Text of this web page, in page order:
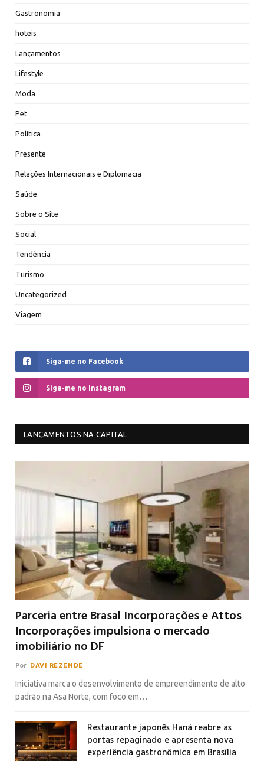
Gastronomia
hoteis
Lançamentos
Lifestyle
Moda
Pet
Política
Presente
Relações Internacionais e Diplomacia
Saúde
Sobre o Site
Social
Tendência
Turismo
Uncategorized
Viagem
Siga-me no Facebook
Siga-me no Instagram
LANÇAMENTOS NA CAPITAL
Parceria entre Brasal Incorporações e Attos
Incorporações impulsiona o mercado
imobiliário no DF
Por DAVI REZENDE
Iniciativa marca o desenvolvimento de empreendimento de alto
padrão na Asa Norte, com foco em…
Restaurante japonês Haná reabre as
portas repaginado e apresenta nova
experiência gastronômica em Brasília